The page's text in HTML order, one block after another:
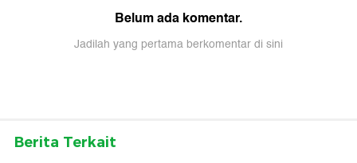
Belum ada komentar.
Jadilah yang pertama berkomentar di sini
Berita Terkait